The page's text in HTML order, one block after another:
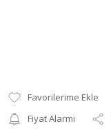
Fiyat Alarmı